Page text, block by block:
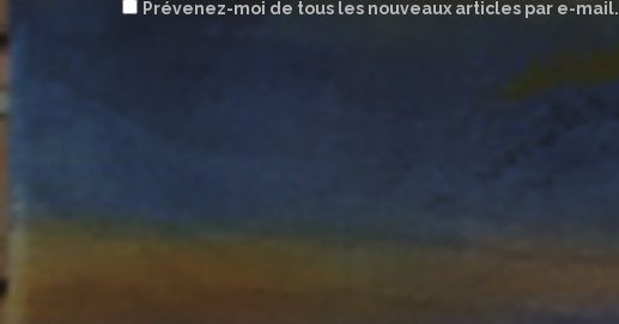
Prévenez-moi de tous les nouveaux articles par e-mail.